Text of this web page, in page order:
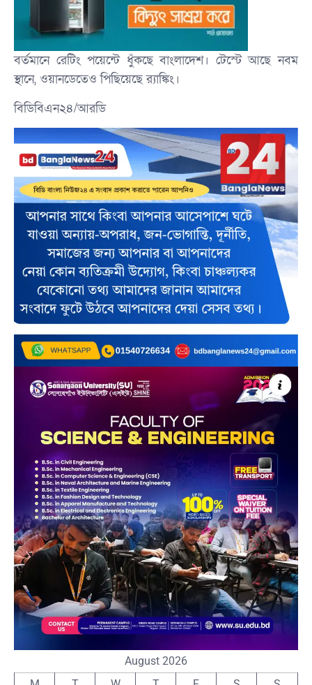
বর্তমানে রেটিং পয়েন্টে ধুঁকছে বাংলাদেশ। টেস্টে আছে নবম
স্থানে, ওয়ানডেতেও পিছিয়েছে র‍্যাঙ্কিং।
বিডিবিএন২৪/আরডি
August 2026